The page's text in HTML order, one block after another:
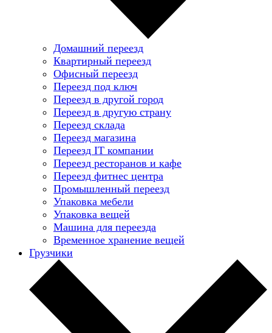
Домашний переезд
Квартирный переезд
Офисный переезд
Переезд под ключ
Переезд в другой город
Переезд в другую страну
Переезд склада
Переезд магазина
Переезд IT компании
Переезд ресторанов и кафе
Переезд фитнес центра
Промышленный переезд
Упаковка мебели
Упаковка вещей
Машина для переезда
Временное хранение вещей
Грузчики